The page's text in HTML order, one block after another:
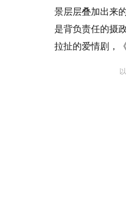
景层层叠加出来
是背负责任的摄
拉扯的爱情剧，